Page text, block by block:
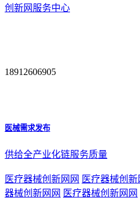
创新网服务中心
18912606905
医械需求发布
供给全产业化链服务质量
医疗器械创新网网 医疗器械创新
器械创新网网 医疗器械创新网网